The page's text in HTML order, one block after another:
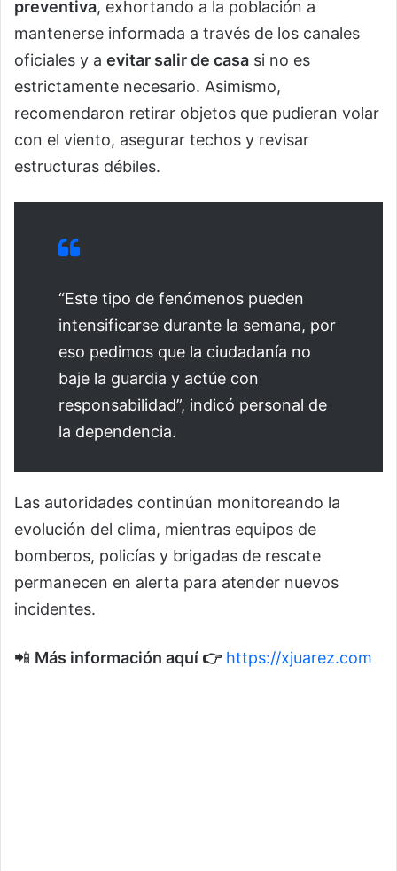
preventiva, exhortando a la población a
mantenerse informada a través de los canales
oficiales y a evitar salir de casa si no es
estrictamente necesario. Asimismo,
recomendaron retirar objetos que pudieran volar
con el viento, asegurar techos y revisar
estructuras débiles.
“Este tipo de fenómenos pueden
intensificarse durante la semana, por
eso pedimos que la ciudadanía no
baje la guardia y actúe con
responsabilidad”, indicó personal de
la dependencia.
Las autoridades continúan monitoreando la
evolución del clima, mientras equipos de
bomberos, policías y brigadas de rescate
permanecen en alerta para atender nuevos
incidentes.
📲 Más información aquí 👉 https://xjuarez.com